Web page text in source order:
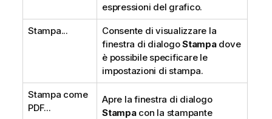
espressioni del grafico.
Stampa...
Consente di visualizzare la
finestra di dialogoStampadove
è possibile specificare le
impostazioni di stampa.
Stampa come
PDF...
Apre la finestra di dialogo
Stampacon la stampante